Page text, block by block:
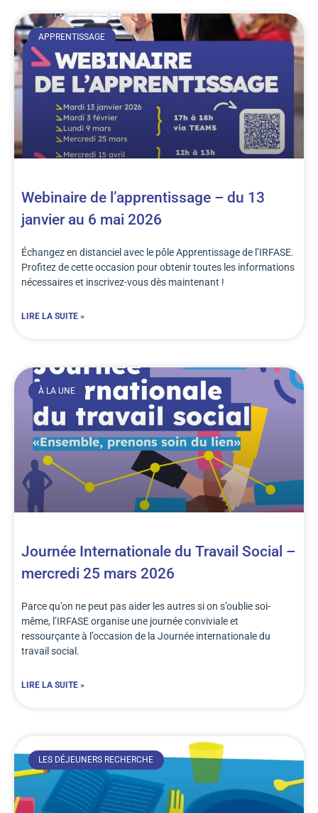
APPRENTISSAGE
Webinaire de l’apprentissage – du 13
janvier au 6 mai 2026
Échangez en distanciel avec le pôle Apprentissage de l’IRFASE.
Profitez de cette occasion pour obtenir toutes les informations
nécessaires et inscrivez-vous dès maintenant !
LIRE LA SUITE »
À LA UNE
Journée Internationale du Travail Social –
mercredi 25 mars 2026
Parce qu’on ne peut pas aider les autres si on s’oublie soi-
même, l’IRFASE organise une journée conviviale et
ressourçante à l’occasion de la Journée internationale du
travail social.
LIRE LA SUITE »
LES DÉJEUNERS RECHERCHE